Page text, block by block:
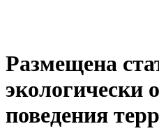
Размещена
экологически
поведения